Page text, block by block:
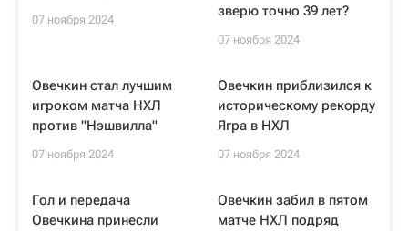
07 ноября 2024
зверю точно 39 лет?
07 ноября 2024
Овечкин стал лучшим
игроком матча НХЛ
против "Нэшвилла"
07 ноября 2024
Овечкин приблизился к
историческому рекорду
Ягра в НХЛ
07 ноября 2024
Гол и передача
Овечкина принесли
Овечкин забил в пятом
матче НХЛ подряд